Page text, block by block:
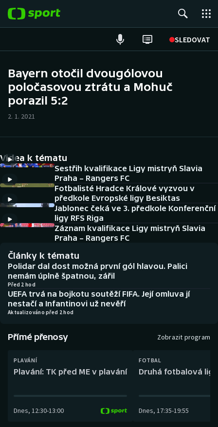
SLEDOVAT
Hokej
Cyklistika
DALŠÍ SPORTY
Americký fotbal
Baseball a softbal
Biatlon
Boby a skeleton
Curling
Dostihy
Futsal
NEPŘEHLÉDNĚTE
Soutěže
Aplikace ČT sport
AZ kvíz
Bayern otočil dvougólovou
poločasovou ztrátu a Mohuč
porazil 5:2
2. 1. 2021
Videa k tématu
Sestřih kvalifikace Ligy mistryň Slavia
Praha – Rangers FC
Fotbalisté Hradce Králové vyzvou v
předkole Evropské ligy Besiktas
Jablonec čeká ve 3. předkole Konferenční
ligy RFS Riga
Záznam kvalifikace Ligy mistryň Slavia
Praha – Rangers FC
Články k tématu
Polidar dal dost možná první gól hlavou. Palici
nemám úplně špatnou, zářil
Před 2 hod
UEFA trvá na bojkotu soutěží FIFA. Její omluva jí
nestačí a Infantinovi už nevěří
Aktualizováno před 2 hod
Přímé přenosy Zobrazit program
PLAVÁNÍ
Plavání: TK před ME v plavání
Dnes, 12:30-13:00
FOTBAL
Druhá fotbalová
Dnes, 17:35-19:55